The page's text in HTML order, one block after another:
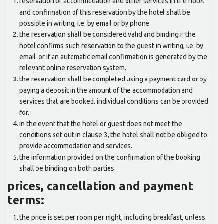
and confirmation of this reservation by the hotel shall be
possible in writing, i.e. by email or by phone
the reservation shall be considered valid and binding if the
hotel confirms such reservation to the guest in writing, i.e. by
email, or if an automatic email confirmation is generated by the
relevant online reservation system.
the reservation shall be completed using a payment card or by
paying a deposit in the amount of the accommodation and
services that are booked. individual conditions can be provided
for.
in the event that the hotel or guest does not meet the
conditions set out in clause 3, the hotel shall not be obliged to
provide accommodation and services.
the information provided on the confirmation of the booking
shall be binding on both parties
prices, cancellation and payment
terms:
the price is set per room per night, including breakfast, unless